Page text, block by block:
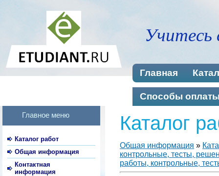
Учитесь
Главная
Способы
Главное меню
Каталог работ
Общая информация
Контактная
информация
Каталог
Общая информация »
контрольные, тесты,
работы, контрольные,